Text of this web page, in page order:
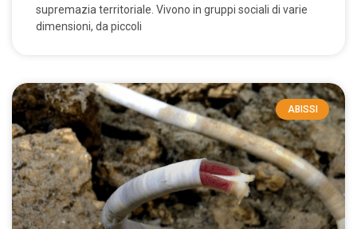
supremazia territoriale. Vivono in gruppi sociali di varie
dimensioni, da piccoli
ABISSI